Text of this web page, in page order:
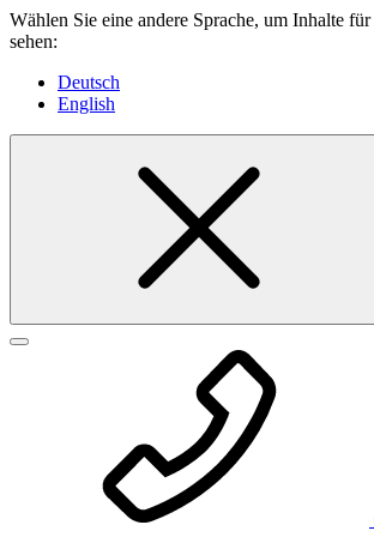
Wählen Sie eine andere Sprache, um Inhalte
sehen:
Deutsch
English